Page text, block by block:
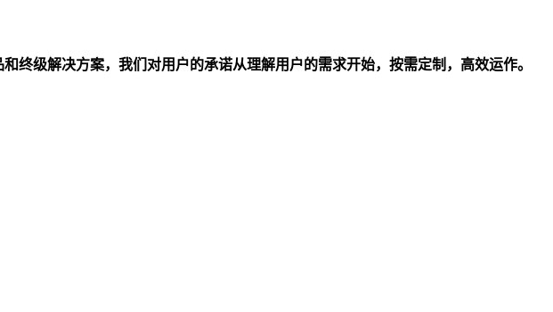
终级解决方案，我们对用户的承诺从理解用户的需求开始，按需定制，高效运作。